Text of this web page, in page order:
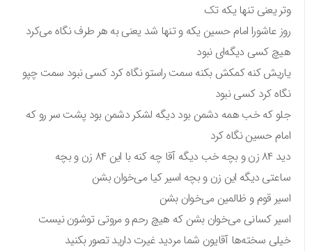
وتر یعنی تنها یکه تک
روز عاشورا امام حسین یکه و تنها شد یعنی به هر طرف نگاه می‌کرد
هیچ کسی دیگه‌ای نبود
یاریش کنه کمکش بکنه سمت راستو نگاه کرد کسی نبود سمت چپو
نگاه کرد کسی نبود
جلو که خب همه دشمن بود دیگه لشکر دشمن بود پشت سر رو که
امام حسین نگاه کرد
دید ۸۴ زن و بچه خب دیگه آقا چه کنه با این ۸۴ زن و بچه
ساعتی دیگه این زن و بچه اسیر کیا می‌خوان بشن
اسیر قوم و ظالمین می‌خوان بشن
اسیر کسانی می‌خوان بشن که هیچ رحم و مروتی توشون نیست
خیلی سخته‌ها آقایون شما مردید غیرت دارید تصور بکنید